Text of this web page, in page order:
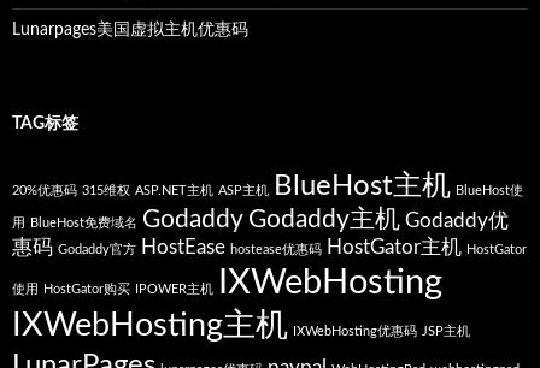
Lunarpages美国虚拟主机优惠码
TAG标签
20%优惠码 315维权 ASP.NET主机 ASP主机 BlueHost主机 BlueHost使
用 BlueHost免费域名 Godaddy Godaddy主机 Godaddy优
惠码 Godaddy官方 HostEase hostease优惠码 HostGator主机 HostGator
使用 HostGator购买 IPOWER主机 IXWebHosting
IXWebHosting主机 IXWebHosting优惠码 JSP主机